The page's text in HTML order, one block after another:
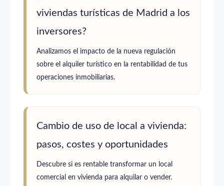
viviendas turísticas de Madrid a los
inversores?
Analizamos el impacto de la nueva regulación
sobre el alquiler turístico en la rentabilidad de tus
operaciones inmobiliarias.
Cambio de uso de local a vivienda:
pasos, costes y oportunidades
Descubre si es rentable transformar un local
comercial en vivienda para alquilar o vender.